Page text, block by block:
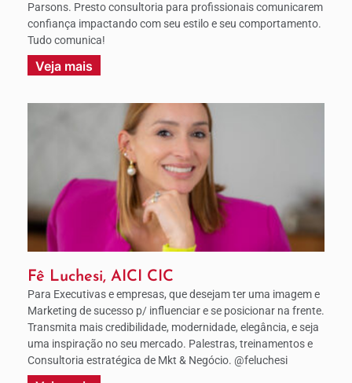
Parsons. Presto consultoria para profissionais comunicarem
confiança impactando com seu estilo e seu comportamento.
Tudo comunica!
Veja mais
Fê Luchesi, AICI CIC
Para Executivas e empresas, que desejam ter uma imagem e
Marketing de sucesso p/ influenciar e se posicionar na frente.
Transmita mais credibilidade, modernidade, elegância, e seja
uma inspiração no seu mercado. Palestras, treinamentos e
Consultoria estratégica de Mkt & Negócio. @feluchesi